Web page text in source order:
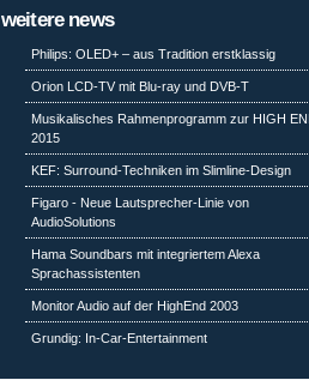
weitere news
Philips: OLED+ – aus Tradition erstklassig
Orion LCD-TV mit Blu-ray und DVB-T
Musikalisches Rahmenprogramm zur HIGH
2015
KEF: Surround-Techniken im Slimline-Design
Figaro - Neue Lautsprecher-Linie von
AudioSolutions
Hama Soundbars mit integriertem Alexa
Sprachassistenten
Monitor Audio auf der HighEnd 2003
Grundig: In-Car-Entertainment